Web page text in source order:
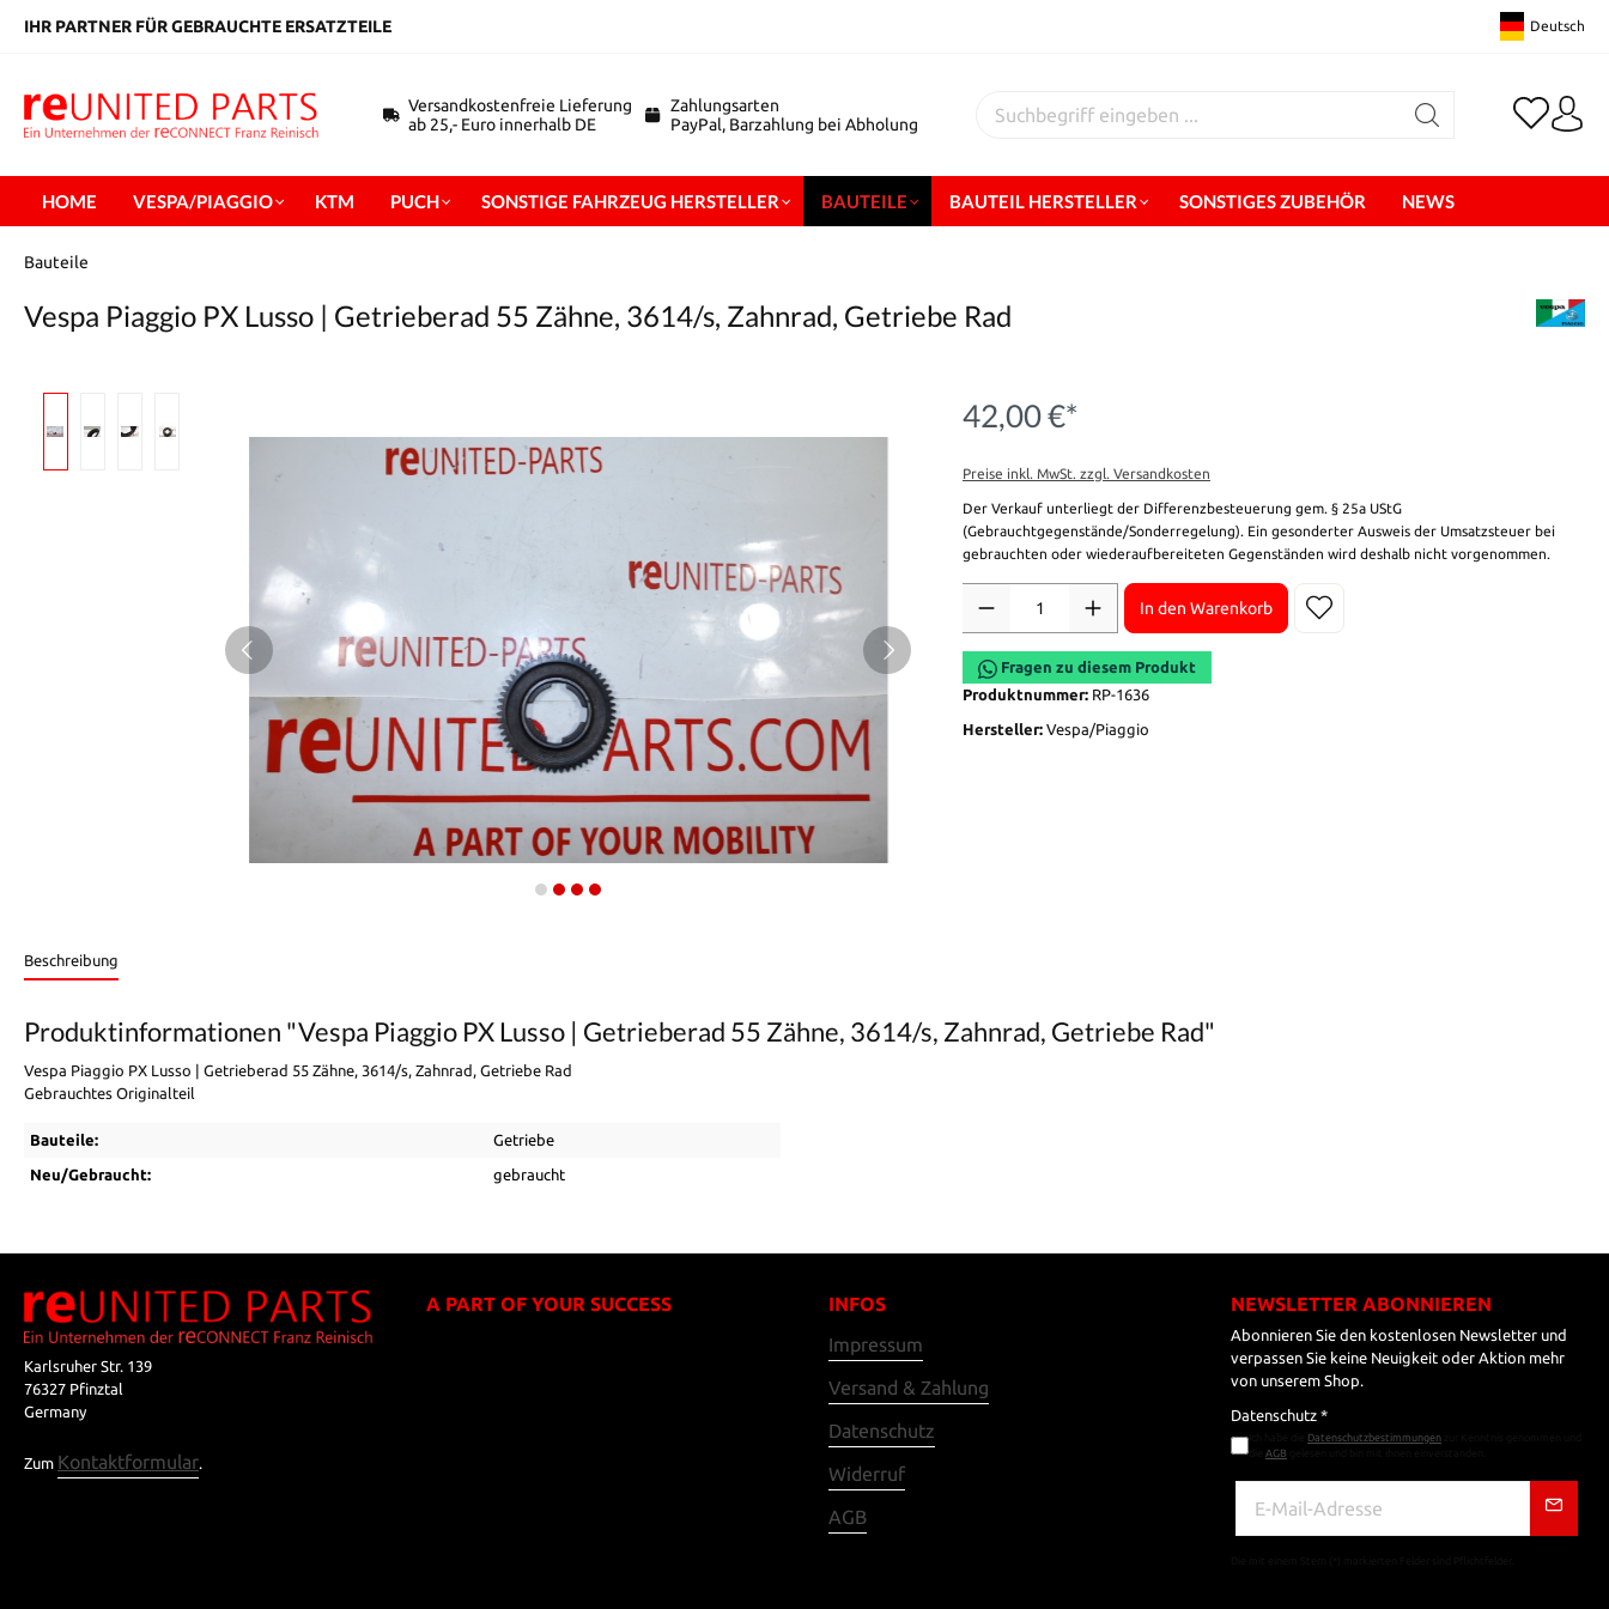
springen
IHR PARTNER FÜR GEBRAUCHTE ERSATZTEILE Deutsch
Versandkostenfreie Lieferung
ab 25,- Euro innerhalb DE
Zahlungsarten
PayPal, Barzahlung bei Abholung
HOME VESPA/PIAGGIO KTM PUCH SONSTIGE FAHRZEUG HERSTELLER BAUTEILE BAUTEIL HERSTELLER SONSTIGES ZUBEHÖR NEWS
Bauteile
Vespa Piaggio PX Lusso | Getrieberad 55 Zähne, 3614/s, Zahnrad, Getriebe Rad
42,00 €*
Preise inkl. MwSt. zzgl. Versandkosten
Der Verkauf unterliegt der Differenzbesteuerung gem. § 25a UStG
(Gebrauchtgegenstände/Sonderregelung). Ein gesonderter Ausweis der Umsatzsteuer bei
gebrauchten oder wiederaufbereiteten Gegenständen wird deshalb nicht vorgenommen.
In den Warenkorb
Fragen zu diesem Produkt
Produktnummer: RP-1636
Hersteller: Vespa/Piaggio
Beschreibung
Produktinformationen "Vespa Piaggio PX Lusso | Getrieberad 55 Zähne, 3614/s, Zahnrad, Getriebe Rad"
Vespa Piaggio PX Lusso | Getrieberad 55 Zähne, 3614/s, Zahnrad, Getriebe Rad
Gebrauchtes Originalteil
Bauteile: Getriebe
Neu/Gebraucht: gebraucht
Karlsruher Str. 139
76327 Pfinztal
Germany
Zum Kontaktformular.
A PART OF YOUR SUCCESS
INFOS
Impressum
Versand & Zahlung
Datenschutz
Widerruf
AGB
NEWSLETTER ABONNIEREN
Abonnieren Sie den kostenlosen Newsletter und
verpassen Sie keine Neuigkeit oder Aktion mehr
von unserem Shop.
Datenschutz *
Datenschutzbestimmungen
AGB